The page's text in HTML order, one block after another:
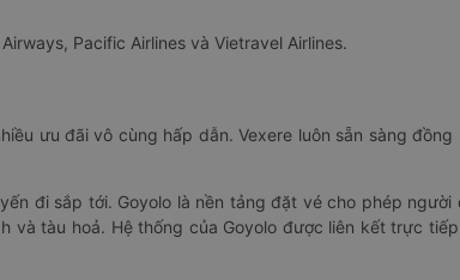
Pacific Airlines và Vietravel Airlines.
ưu đãi vô cùng hấp dẫn. Vexere luôn sẵn sàng đồng
đi sắp tới. Goyolo là nền tảng đặt vé cho phép người
và tàu hoả. Hệ thống của Goyolo được liên kết trực